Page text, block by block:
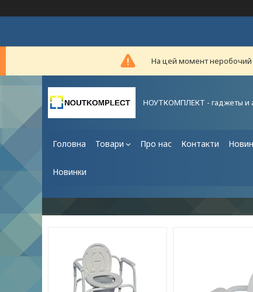
На цей момент неробочий
НОУТКОМПЛЕКТ - гаджеты и
Головна Товари Про нас Контакти
Новинки